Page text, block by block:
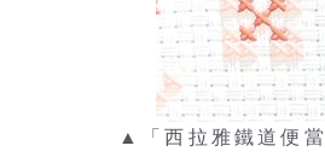
▲「西拉雅鐵道便